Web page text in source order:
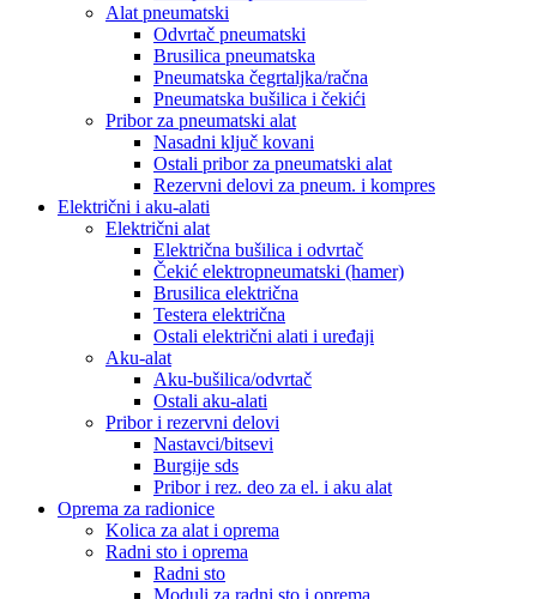
Alat pneumatski
Odvrtač pneumatski
Brusilica pneumatska
Pneumatska čegrtaljka/račna
Pneumatska bušilica i čekići
Pribor za pneumatski alat
Nasadni ključ kovani
Ostali pribor za pneumatski alat
Rezervni delovi za pneum. i kompres
Električni i aku-alati
Električni alat
Električna bušilica i odvrtač
Čekić elektropneumatski (hamer)
Brusilica električna
Testera električna
Ostali električni alati i uređaji
Aku-alat
Aku-bušilica/odvrtač
Ostali aku-alati
Pribor i rezervni delovi
Nastavci/bitsevi
Burgije sds
Pribor i rez. deo za el. i aku alat
Oprema za radionice
Kolica za alat i oprema
Radni sto i oprema
Radni sto